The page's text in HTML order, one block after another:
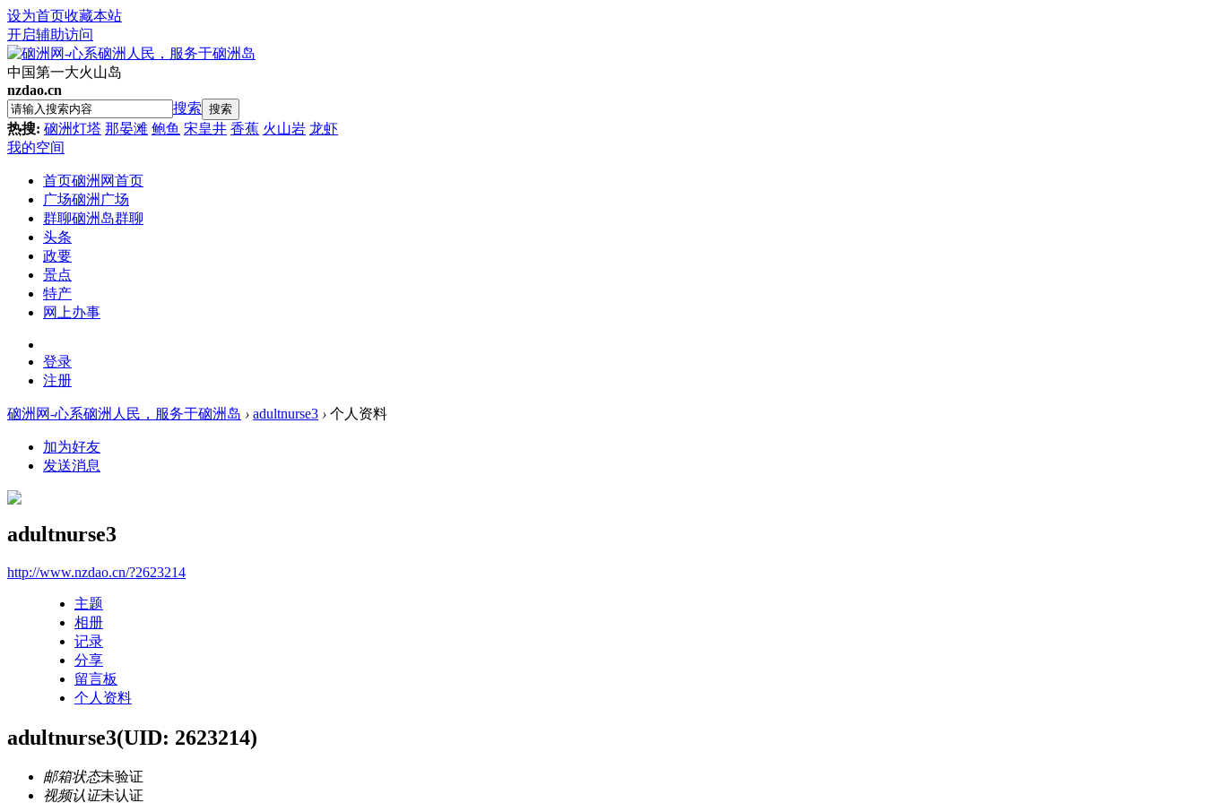
设为首页收藏本站
开启辅助访问
中国第一大火山岛
nzdao.cn
搜索 搜索
热搜: 硇洲灯塔 那晏滩 鲍鱼 宋皇井 香蕉 火山岩 龙虾
我的空间
首页硇洲网首页
广场硇洲广场
群聊硇洲岛群聊
头条
政要
景点
特产
网上办事
登录
注册
硇洲网-心系硇洲人民，服务于硇洲岛 › adultnurse3 › 个人资料
加为好友
发送消息
adultnurse3
http://www.nzdao.cn/?2623214
主题
相册
记录
分享
留言板
个人资料
adultnurse3(UID: 2623214)
邮箱状态未验证
视频认证未认证